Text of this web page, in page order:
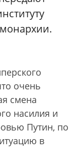
очень
смена
насилия и
Путин, по
в